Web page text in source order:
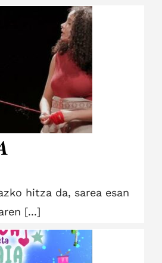
hitza da, sarea esan
[...]